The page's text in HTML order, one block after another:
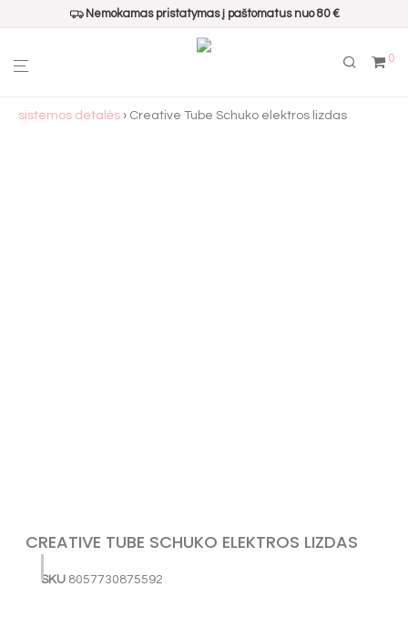
Nemokamas pristatymas į paštomatus nuo 80 €
0
sistemos detalės › Creative Tube Schuko elektros lizdas
CREATIVE TUBE SCHUKO ELEKTROS LIZDAS
SKU 8057730875592